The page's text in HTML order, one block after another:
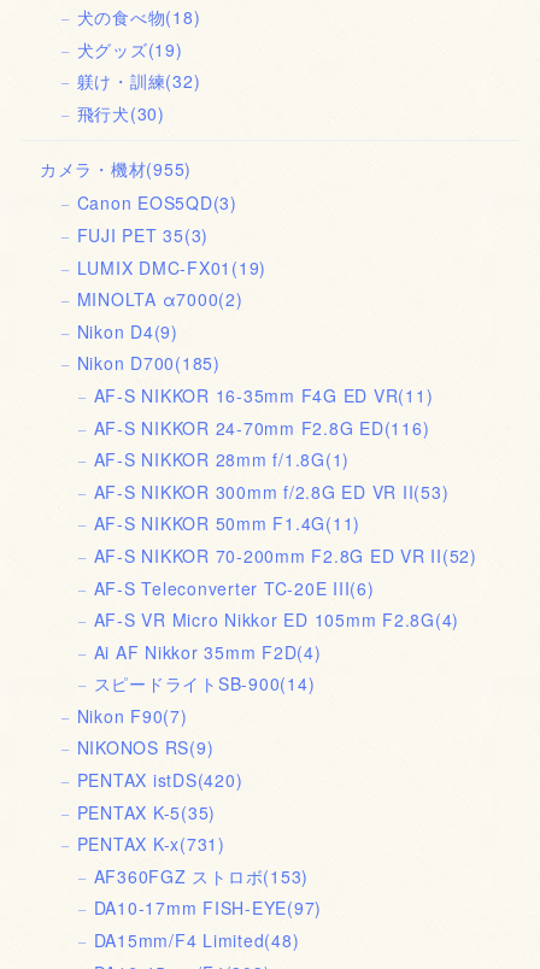
犬の食べ物(18)
犬グッズ(19)
躾け・訓練(32)
飛行犬(30)
カメラ・機材(955)
Canon EOS5QD(3)
FUJI PET 35(3)
LUMIX DMC-FX01 (19)
MINOLTA α7000(2)
Nikon D4(9)
Nikon D700(185)
AF-S NIKKOR 16-35mm F4G ED VR(11)
AF-S NIKKOR 24-70mm F2.8G ED(116)
AF-S NIKKOR 28mm f/1.8G(1)
AF-S NIKKOR 300mm f/2.8G ED VR II(53)
AF-S NIKKOR 50mm F1.4G(11)
AF-S NIKKOR 70-200mm F2.8G ED VR II(52)
AF-S Teleconverter TC-20E III(6)
AF-S VR Micro Nikkor ED 105mm F2.8G(4)
Ai AF Nikkor 35mm F2D(4)
スピードライトSB-900(14)
Nikon F90(7)
NIKONOS RS(9)
PENTAX istDS(420)
PENTAX K-5(35)
PENTAX K-x(731)
AF360FGZ ストロボ(153)
DA10-17mm FISH-EYE(97)
DA15mm/F4 Limited(48)